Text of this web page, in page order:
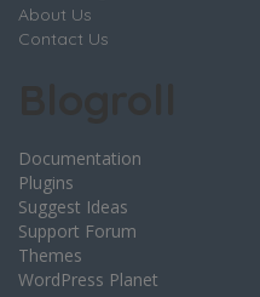
About Us
Contact Us
Documentation
Plugins
Suggest Ideas
Support Forum
Themes
WordPress Planet